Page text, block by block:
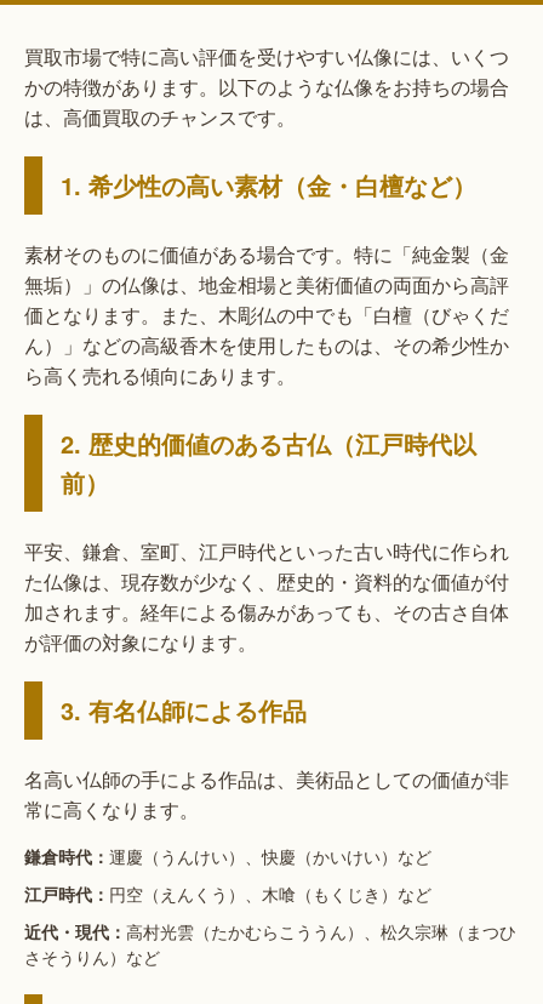
買取市場で特に高い評価を受けやすい仏像には、いくつ
かの特徴があります。以下のような仏像をお持ちの場合
は、高価買取のチャンスです。
1. 希少性の高い素材（金・白檀など）
素材そのものに価値がある場合です。特に「純金製（金
無垢）」の仏像は、地金相場と美術価値の両面から高評
価となります。また、木彫仏の中でも「白檀（びゃくだ
ん）」などの高級香木を使用したものは、その希少性か
ら高く売れる傾向にあります。
2. 歴史的価値のある古仏（江戸時代以
前）
平安、鎌倉、室町、江戸時代といった古い時代に作られ
た仏像は、現存数が少なく、歴史的・資料的な価値が付
加されます。経年による傷みがあっても、その古さ自体
が評価の対象になります。
3. 有名仏師による作品
名高い仏師の手による作品は、美術品としての価値が非
常に高くなります。
鎌倉時代： 運慶（うんけい）、快慶（かいけい）など
江戸時代： 円空（えんくう）、木喰（もくじき）など
近代・現代： 高村光雲（たかむらこううん）、松久宗琳（まつひ
さそうりん）など